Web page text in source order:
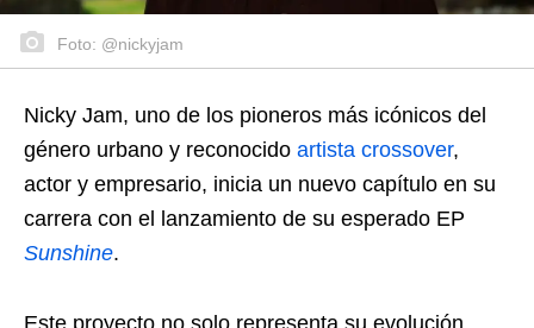
Foto: @nickyjam
Nicky Jam, uno de los pioneros más icónicos del
género urbano y reconocido artista crossover,
actor y empresario, inicia un nuevo capítulo en su
carrera con el lanzamiento de su esperado EP
Sunshine.
Este proyecto no solo representa su evolución